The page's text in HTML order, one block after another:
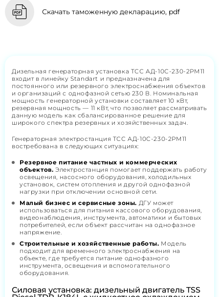
Скачать таможенную декларацию, pdf
Дизельная генераторная установка ТСС АД-10С-230-2РМ11
входит в линейку Standart и предназначена для
постоянного или резервного электроснабжения объектов
и организаций с однофазной сетью 230 В. Номинальная
мощность генераторной установки составляет 10 кВт,
резервная мощность — 11 кВт, что позволяет рассматривать
данную модель как сбалансированное решение для
широкого спектра резервных и хозяйственных задач.
Генераторная электростанция ТСС АД-10С-230-2РМ11
востребована в следующих ситуациях:
Резервное питание частных и коммерческих
объектов. Электростанция помогает поддержать работу
освещения, насосного оборудования, холодильных
установок, систем отопления и другой однофазной
нагрузки при отключении основной сети.
Малый бизнес и сервисные зоны. ДГУ может
использоваться для питания кассового оборудования,
видеонаблюдения, инструмента, автоматики и бытовых
потребителей, если объект рассчитан на однофазное
напряжение.
Строительные и хозяйственные работы. Модель
подходит для временного электроснабжения на
объекте, где требуется питание однофазного
инструмента, освещения и вспомогательного
оборудования.
Силовая установка: дизельный двигатель TSS